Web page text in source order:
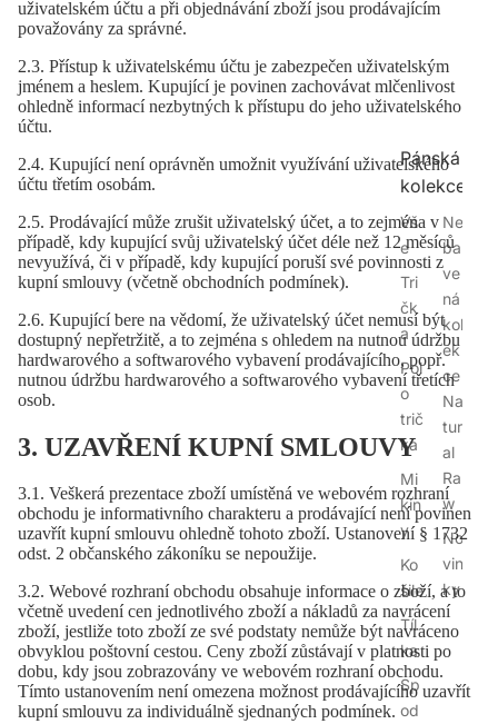
Pánská
kolekce
Vš
e
Tri
čk
a
Pol
o
trič
ka
Mi
kin
y
Ko
šile
Tíl
ka
Sp
od
Ne
bar
ve
ná
kol
ek
ce
Na
tur
al
Ra
w
No
vin
ky
uživatelském účtu a při objednávání zboží jsou prodávajícím
považovány za správné.
2.3. Přístup k uživatelskému účtu je zabezpečen uživatelským
jménem a heslem. Kupující je povinen zachovávat mlčenlivost
ohledně informací nezbytných k přístupu do jeho uživatelského
účtu.
2.4. Kupující není oprávněn umožnit využívání uživatelského
účtu třetím osobám.
2.5. Prodávající může zrušit uživatelský účet, a to zejména v
případě, kdy kupující svůj uživatelský účet déle než 12 měsíců
nevyužívá, či v případě, kdy kupující poruší své povinnosti z
kupní smlouvy (včetně obchodních podmínek).
2.6. Kupující bere na vědomí, že uživatelský účet nemusí být
dostupný nepřetržitě, a to zejména s ohledem na nutnou údržbu
hardwarového a softwarového vybavení prodávajícího, popř.
nutnou údržbu hardwarového a softwarového vybavení třetích
osob.
3. UZAVŘENÍ KUPNÍ SMLOUVY
3.1. Veškerá prezentace zboží umístěná ve webovém rozhraní
obchodu je informativního charakteru a prodávající není povinen
uzavřít kupní smlouvu ohledně tohoto zboží. Ustanovení § 1732
odst. 2 občanského zákoníku se nepoužije.
3.2. Webové rozhraní obchodu obsahuje informace o zboží, a to
včetně uvedení cen jednotlivého zboží a nákladů za navrácení
zboží, jestliže toto zboží ze své podstaty nemůže být navráceno
obvyklou poštovní cestou. Ceny zboží zůstávají v platnosti po
dobu, kdy jsou zobrazovány ve webovém rozhraní obchodu.
Tímto ustanovením není omezena možnost prodávajícího uzavřít
kupní smlouvu za individuálně sjednaných podmínek.